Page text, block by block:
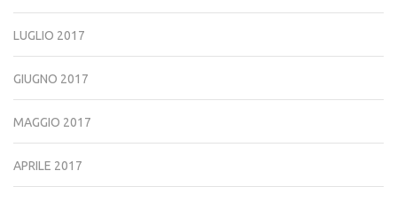
LUGLIO 2017
GIUGNO 2017
MAGGIO 2017
APRILE 2017